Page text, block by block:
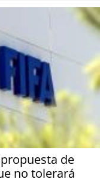
de
no tolerará